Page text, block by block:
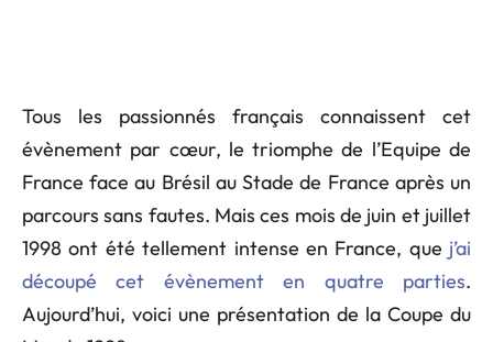
Tous les passionnés français connaissent cet
évènement par cœur, le triomphe de l’Equipe de
France face au Brésil au Stade de France après un
parcours sans fautes. Mais ces mois de juin et juillet
1998 ont été tellement intense en France, que j’ai
découpé cet évènement en quatre parties.
Aujourd’hui, voici une présentation de la Coupe du